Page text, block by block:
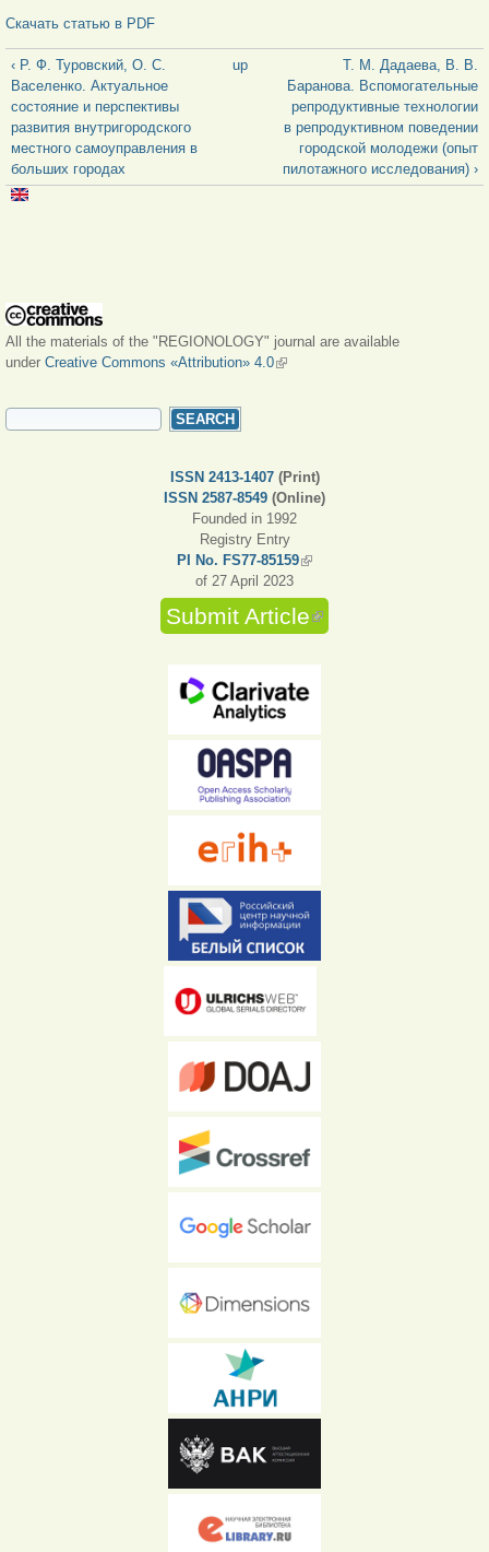
Скачать статью в PDF
‹ Р. Ф. Туровский, О. С.
Васеленко. Актуальное
состояние и перспективы
развития внутригородского
местного самоуправления в
больших городах
up
Т. М. Дадаева, В. В.
Баранова. Вспомогательные
репродуктивные технологии
в репродуктивном поведении
городской молодежи (опыт
пилотажного исследования) ›
All the materials of the "REGIONOLOGY" journal are available
under Creative Commons «Attribution» 4.0(link is external)
SEARCH FORM
ISSN 2413-1407(Print)
ISSN 2587-8549 (Online)
Founded in 1992
Registry Entry
PI No. FS77-85159(link is external)
of 27 April 2023
Submit Article(link is external)